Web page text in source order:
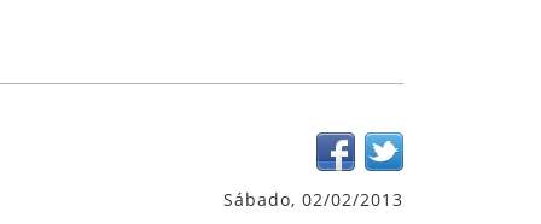
Sábado, 02/02/2013